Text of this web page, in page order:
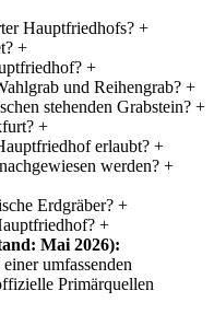
Hauptfriedhofs? +
+
+
und Reihengrab? +
stehenden Grabstein? +
+
erlaubt? +
werden? +
Erdgräber? +
+
Mai 2026):
umfassenden
Primärquellen